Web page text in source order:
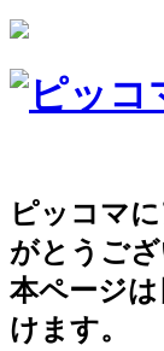
ピッコマ
がとうござ
本ページ
けます。